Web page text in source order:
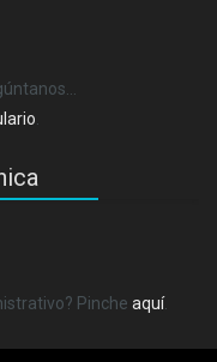
Pinche aquí.